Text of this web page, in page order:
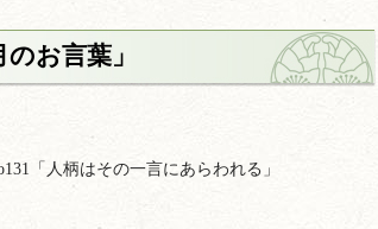
お言葉」
「人柄はその一言にあらわれる」